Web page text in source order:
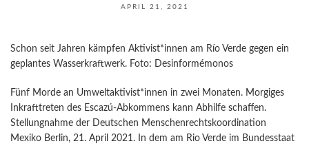
APRIL 21, 2021
Schon seit Jahren kämpfen Aktivist*innen am Río Verde gegen ein
geplantes Wasserkraftwerk. Foto: Desinformémonos
Fünf Morde an Umweltaktivist*innen in zwei Monaten. Morgiges
Inkrafttreten des Escazú-Abkommens kann Abhilfe schaffen.
Stellungnahme der Deutschen Menschenrechtskoordination
Mexiko Berlin, 21. April 2021. In dem am Rio Verde im Bundesstaat